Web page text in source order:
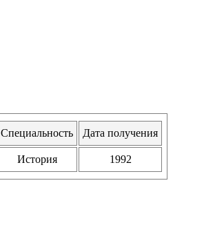
Специальность Дата получения
История 1992